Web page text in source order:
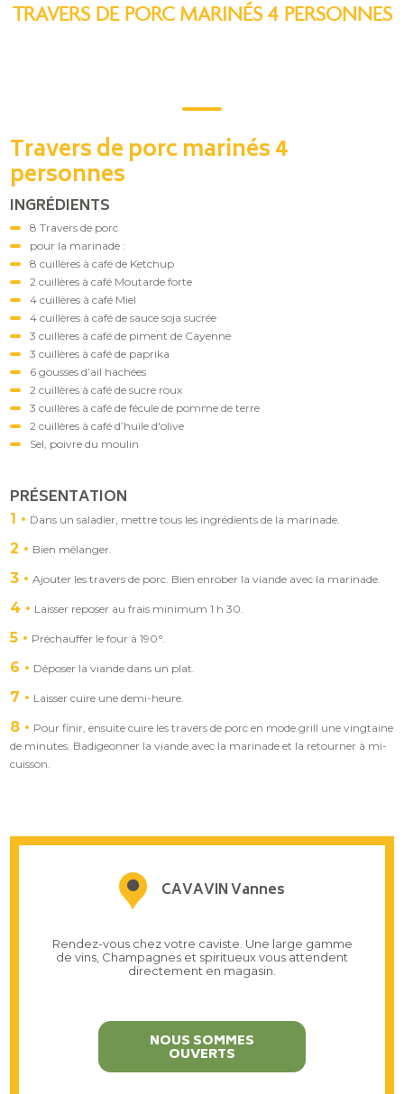
TRAVERS DE PORC MARINÉS 4 PERSONNES
Travers de porc marinés 4
personnes
INGRÉDIENTS
8 Travers de porc
pour la marinade :
8 cuillères à café de Ketchup
2 cuillères à café Moutarde forte
4 cuillères à café Miel
4 cuillères à café de sauce soja sucrée
3 cuillères à café de piment de Cayenne
3 cuillères à café de paprika
6 gousses d’ail hachées
2 cuillères à café de sucre roux
3 cuillères à café de fécule de pomme de terre
2 cuillères à café d’huile d'olive
Sel, poivre du moulin
PRÉSENTATION
1 Dans un saladier, mettre tous les ingrédients de la marinade.
2 Bien mélanger.
3 Ajouter les travers de porc. Bien enrober la viande avec la marinade.
4 Laisser reposer au frais minimum 1 h 30.
5 Préchauffer le four à 190°.
6 Déposer la viande dans un plat.
7 Laisser cuire une demi-heure.
8
Pour finir, ensuite cuire les travers de porc en mode grill une vingtaine
de minutes. Badigeonner la viande avec la marinade et la retourner à mi-
cuisson.
CAVAVIN Vannes
Rendez-vous chez votre caviste. Une large gamme
de vins, Champagnes et spiritueux vous attendent
directement en magasin.
NOUS SOMMES
OUVERTS